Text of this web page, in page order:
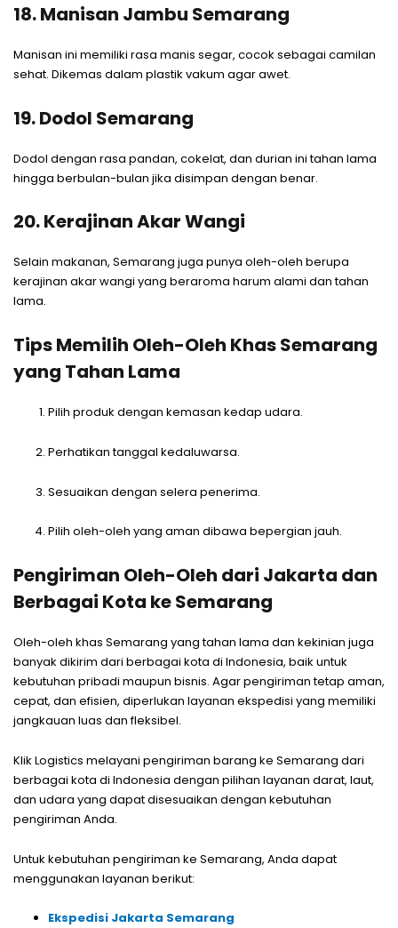
18. Manisan Jambu Semarang
Manisan ini memiliki rasa manis segar, cocok sebagai camilan
sehat. Dikemas dalam plastik vakum agar awet.
19. Dodol Semarang
Dodol dengan rasa pandan, cokelat, dan durian ini tahan lama
hingga berbulan-bulan jika disimpan dengan benar.
20. Kerajinan Akar Wangi
Selain makanan, Semarang juga punya oleh-oleh berupa
kerajinan akar wangi yang beraroma harum alami dan tahan
lama.
Tips Memilih Oleh-Oleh Khas Semarang
yang Tahan Lama
Pilih produk dengan kemasan kedap udara.
Perhatikan tanggal kedaluwarsa.
Sesuaikan dengan selera penerima.
Pilih oleh-oleh yang aman dibawa bepergian jauh.
Pengiriman Oleh-Oleh dari Jakarta dan
Berbagai Kota ke Semarang
Oleh-oleh khas Semarang yang tahan lama dan kekinian juga
banyak dikirim dari berbagai kota di Indonesia, baik untuk
kebutuhan pribadi maupun bisnis. Agar pengiriman tetap aman,
cepat, dan efisien, diperlukan layanan ekspedisi yang memiliki
jangkauan luas dan fleksibel.
Klik Logistics melayani pengiriman barang ke Semarang dari
berbagai kota di Indonesia dengan pilihan layanan darat, laut,
dan udara yang dapat disesuaikan dengan kebutuhan
pengiriman Anda.
Untuk kebutuhan pengiriman ke Semarang, Anda dapat
menggunakan layanan berikut:
Ekspedisi Jakarta Semarang